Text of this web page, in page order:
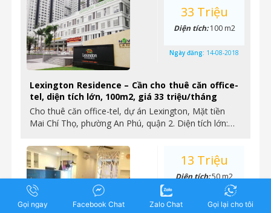
Lexington Residence – Cần cho thuê căn office-
tel, diện tích lớn, 100m2, giá 33 triệu/tháng
Cho thuê căn office-tel, dự án Lexington, Mặt tiền
Mai Chí Thọ, phường An Phú, quận 2. Diện tích lớn:…
33 Triệu
Diện tích:100 m2
Ngày đăng: 14-08-2018
13 Triệu
Diện tích:50 m2
Ngày đăng: 14-08-2018
Gọi ngay Facebook Chat Zalo Chat Gọi lại cho tôi